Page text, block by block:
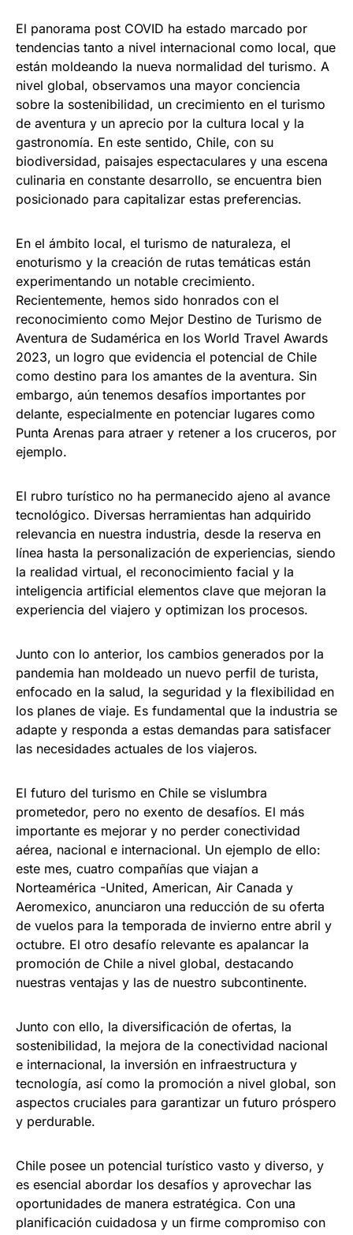
El panorama post COVID ha estado marcado por
tendencias tanto a nivel internacional como local, que
están moldeando la nueva normalidad del turismo. A
nivel global, observamos una mayor conciencia
sobre la sostenibilidad, un crecimiento en el turismo
de aventura y un aprecio por la cultura local y la
gastronomía. En este sentido, Chile, con su
biodiversidad, paisajes espectaculares y una escena
culinaria en constante desarrollo, se encuentra bien
posicionado para capitalizar estas preferencias.
En el ámbito local, el turismo de naturaleza, el
enoturismo y la creación de rutas temáticas están
experimentando un notable crecimiento.
Recientemente, hemos sido honrados con el
reconocimiento como Mejor Destino de Turismo de
Aventura de Sudamérica en los World Travel Awards
2023, un logro que evidencia el potencial de Chile
como destino para los amantes de la aventura. Sin
embargo, aún tenemos desafíos importantes por
delante, especialmente en potenciar lugares como
Punta Arenas para atraer y retener a los cruceros, por
ejemplo.
El rubro turístico no ha permanecido ajeno al avance
tecnológico. Diversas herramientas han adquirido
relevancia en nuestra industria, desde la reserva en
línea hasta la personalización de experiencias, siendo
la realidad virtual, el reconocimiento facial y la
inteligencia artificial elementos clave que mejoran la
experiencia del viajero y optimizan los procesos.
Junto con lo anterior, los cambios generados por la
pandemia han moldeado un nuevo perfil de turista,
enfocado en la salud, la seguridad y la flexibilidad en
los planes de viaje. Es fundamental que la industria se
adapte y responda a estas demandas para satisfacer
las necesidades actuales de los viajeros.
El futuro del turismo en Chile se vislumbra
prometedor, pero no exento de desafíos. El más
importante es mejorar y no perder conectividad
aérea, nacional e internacional. Un ejemplo de ello:
este mes, cuatro compañías que viajan a
Norteamérica -United, American, Air Canada y
Aeromexico, anunciaron una reducción de su oferta
de vuelos para la temporada de invierno entre abril y
octubre. El otro desafío relevante es apalancar la
promoción de Chile a nivel global, destacando
nuestras ventajas y las de nuestro subcontinente.
Junto con ello, la diversificación de ofertas, la
sostenibilidad, la mejora de la conectividad nacional
e internacional, la inversión en infraestructura y
tecnología, así como la promoción a nivel global, son
aspectos cruciales para garantizar un futuro próspero
y perdurable.
Chile posee un potencial turístico vasto y diverso, y
es esencial abordar los desafíos y aprovechar las
oportunidades de manera estratégica. Con una
planificación cuidadosa y un firme compromiso con